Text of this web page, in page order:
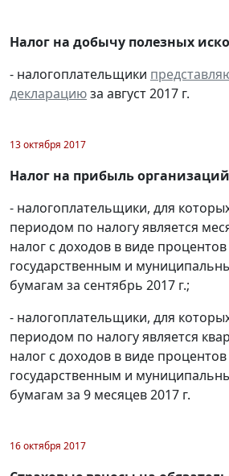
Налог на добычу полезных
- налогоплательщики
декларациюза август 2017 г.
13 октября 2017
Налог на прибыль
- налогоплательщики, для
периодом по налогу является
налог с доходов в виде
государственным и
бумагам за сентябрь 2017 г.;
- налогоплательщики, для
периодом по налогу является
налог с доходов в виде
государственным и
бумагам за 9 месяцев 2017 г.
16 октября 2017